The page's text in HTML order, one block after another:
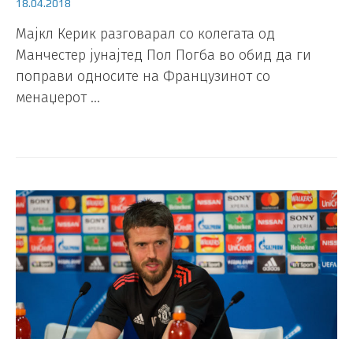
18.04.2018
Мајкл Керик разговарал со колегата од
Манчестер јунајтед Пол Погба во обид да ги
поправи односите на Французинот со
менаџерот …